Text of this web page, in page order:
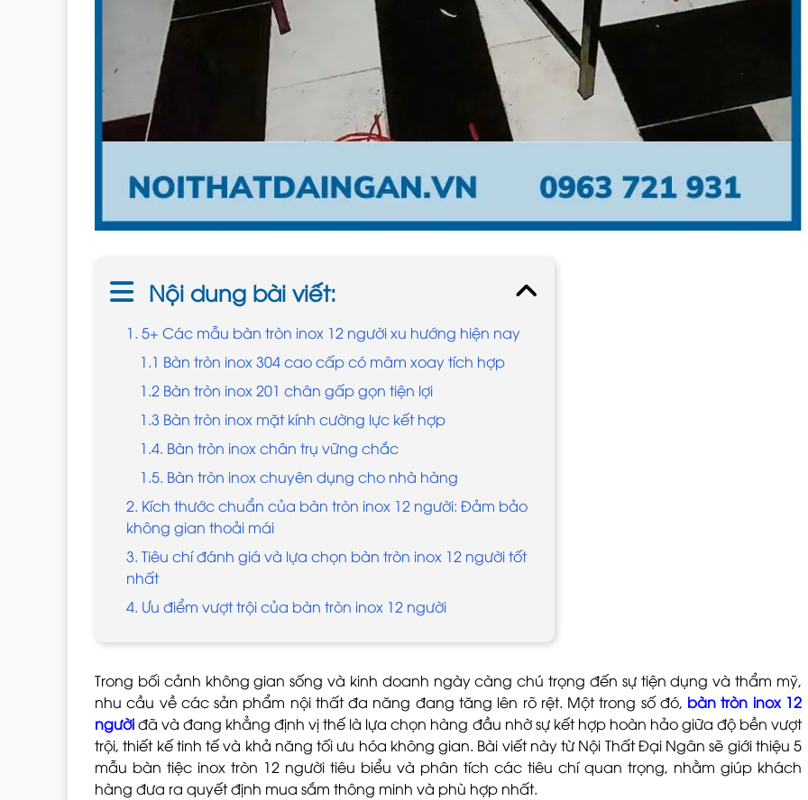
Nội dung bài viết:
1. 5+ Các mẫu bàn tròn inox 12 người xu hướng hiện nay
1.1 Bàn tròn inox 304 cao cấp có mâm xoay tích hợp
1.2 Bàn tròn inox 201 chân gấp gọn tiện lợi
1.3 Bàn tròn inox mặt kính cường lực kết hợp
1.4. Bàn tròn inox chân trụ vững chắc
1.5. Bàn tròn inox chuyên dụng cho nhà hàng
2. Kích thước chuẩn của bàn tròn inox 12 người: Đảm bảo
không gian thoải mái
3. Tiêu chí đánh giá và lựa chọn bàn tròn inox 12 người tốt
nhất
4. Ưu điểm vượt trội của bàn tròn inox 12 người
Trong bối cảnh không gian sống và kinh doanh ngày càng chú trọng đến sự tiện dụng và thẩm mỹ,
nhu cầu về các sản phẩm nội thất đa năng đang tăng lên rõ rệt. Một trong số đó, bàn tròn inox 12
ngườiđã và đang khẳng định vị thế là lựa chọn hàng đầu nhờ sự kết hợp hoàn hảo giữa độ bền vượt
trội, thiết kế tinh tế và khả năng tối ưu hóa không gian. Bài viết này từ Nội Thất Đại Ngân sẽ giới thiệu 5
mẫu bàn tiệc inox tròn 12 người tiêu biểu và phân tích các tiêu chí quan trọng, nhằm giúp khách
hàng đưa ra quyết định mua sắm thông minh và phù hợp nhất.